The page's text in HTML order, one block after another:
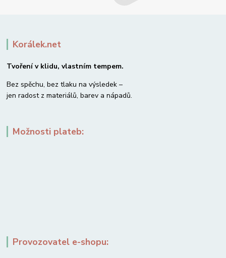
Korálek.net
Tvoření v klidu, vlastním tempem.
Bez spěchu, bez tlaku na výsledek –
jen radost z materiálů, barev a nápadů.
Možnosti plateb:
Provozovatel e-shopu: